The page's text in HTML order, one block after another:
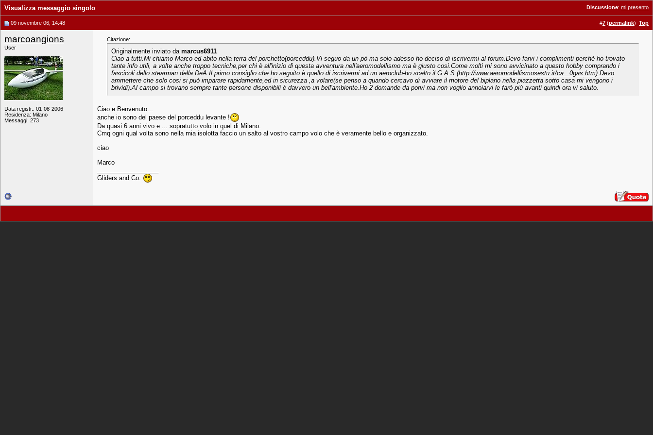
Discussione: mi presento
Visualizza messaggio singolo
09 novembre 06, 14:48 #7 (permalink) Top
marcoangions
User
Data registr.: 01-08-2006
Residenza: Milano
Messaggi: 273
Citazione:
Originalmente inviato da marcus6911
Ciao a tutti.Mi chiamo Marco ed abito nella terra del porchetto(porceddu).Vi seguo da un pò ma solo adesso ho deciso di iscrivermi al forum.Devo farvi i complimenti perchè ho trovato
tante info utili, a volte anche troppo tecniche,per chi è all'inizio di questa avventura nell'aeromodellismo ma è giusto cosi.Come molti mi sono avvicinato a questo hobby comprando i
fascicoli dello stearman della DeA.Il primo consiglio che ho seguito è quello di iscrivermi ad un aeroclub-ho scelto il G.A.S (http://www.aeromodellismosestu.it/ca...0gas.htm).Devo
ammettere che solo cosi si può imparare rapidamente,ed in sicurezza ,a volare(se penso a quando cercavo di avviare il motore del biplano nella piazzetta sotto casa mi vengono i
brividi).Al campo si trovano sempre tante persone disponibili è davvero un bell'ambiente.Ho 2 domande da porvi ma non voglio annoiarvi le farò più avanti quindi ora vi saluto.
Ciao e Benvenuto...
anche io sono del paese del porceddu levante !
Da quasi 6 anni vivo e ... sopratutto volo in quel di Milano.
Cmq ogni qual volta sono nella mia isolotta faccio un salto al vostro campo volo che è veramente bello e organizzato.
ciao
Marco
Gliders and Co.